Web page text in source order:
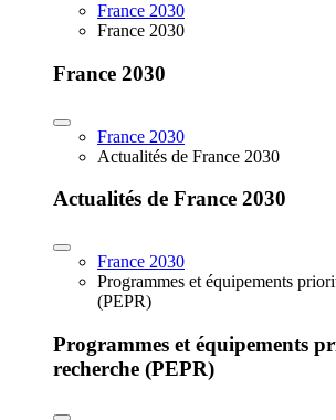
France 2030
France 2030
France 2030
France 2030
Actualités de France 2030
Actualités de France 2030
France 2030
Programmes et équipements
(PEPR)
Programmes et équipements
recherche (PEPR)